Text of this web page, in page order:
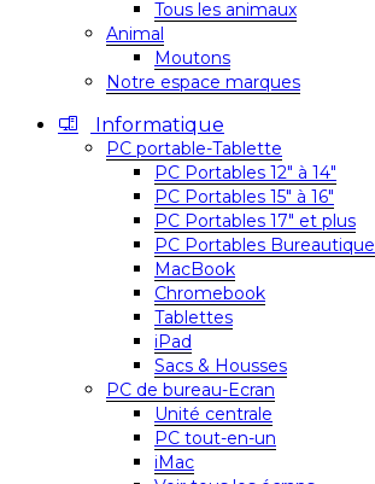
Tous les animaux
Animal
Moutons
Notre espace marques
Informatique
PC portable-Tablette
PC Portables 12″ à 14″
PC Portables 15″ à 16″
PC Portables 17″ et plus
PC Portables Bureautique
MacBook
Chromebook
Tablettes
iPad
Sacs & Housses
PC de bureau-Ecran
Unité centrale
PC tout-en-un
iMac